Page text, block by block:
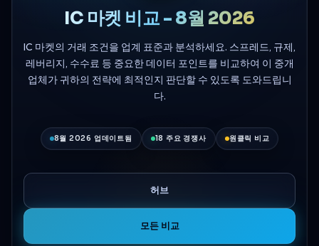
IC 마켓 비교 - 8월 2026
IC 마켓의 거래 조건을 업계 표준과 분석하세요. 스프레드, 규제,
레버리지, 수수료 등 중요한 데이터 포인트를 비교하여 이 중개
업체가 귀하의 전략에 최적인지 판단할 수 있도록 도와드립니
다.
8월 2026 업데이트됨 18 주요 경쟁사 원클릭 비교
허브
모든 비교